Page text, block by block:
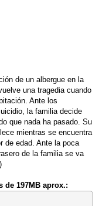
de un albergue en la
una tragedia cuando
Ante los
la familia decide
que nada ha pasado. Su
mientras se encuentra
de edad. Ante la poca
de la familia se va
de 197MB aprox.: